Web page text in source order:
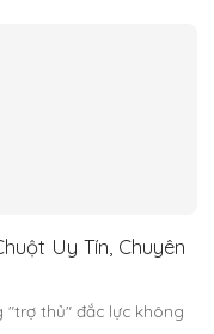
Uy Tín, Chuyên
thủ" đắc lực không